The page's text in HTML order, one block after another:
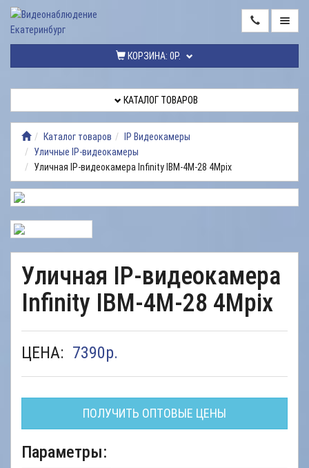
КОРЗИНА: 0Р.
ТОВАРОВ
ВИДЕОНАБЛЮДЕНИЯ
РЕМОНТ
ВИДЕОНАБЛЮДЕНИЯ
УСЛУГИ
ДОСТАВКА
РАБОТЫ
КОНТАКТЫ
КАТАЛОГ ТОВАРОВ
Каталог товаров
IP Видеокамеры
Уличные IP-видеокамеры
Уличная IP-видеокамера Infinity IBM-4M-28 4Mpix
Уличная IP-видеокамера
Infinity IBM-4M-28 4Mpix
ЦЕНА: 7390р.
ПОЛУЧИТЬ ОПТОВЫЕ ЦЕНЫ
Параметры: